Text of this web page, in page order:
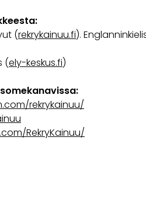
(rekrykainuu.fi).
(ely-keskus.fi)
rekrykainuu/
RekryKainuu/